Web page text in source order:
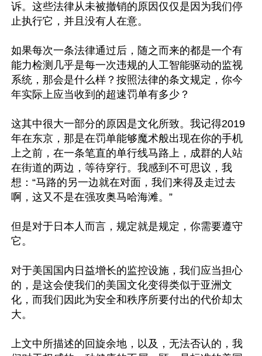
诉。这些法律从未被撤销的原因仅仅是因为我们停
止执行它，并且没有人在意。
如果每次一条法律通过后，随之而来的都是一个有
能力检测几乎是每一次违规的人工智能驱动的监视
系统，那会是什么样？按照法律的条文规定，你今
年实际上应当收到的超速罚单有多少？
这其中很大一部分的原因是文化所致。我记得2019
年在东京，那是在罚单能够魔术般出现在你的手机
上之前，在一条笔直的单行线马路上，成群的人站
在街道的两边，等待穿行。我感到不可思议，我
想：“马路的另一边就在对面，我们来得及走过去
啊，这又不是在强攻奥马哈海滩。”
但是对于日本人而言，规定就是规定，你需要遵守
它。
对于美国国内日益增长的监控设施，我们应当担心
的，是这会使我们的美国文化变得类似于亚洲文
化，而我们因此为安全和秩序所要付出的代价却太
大。
上文中所描述的回旋余地，以及，无法否认的，我